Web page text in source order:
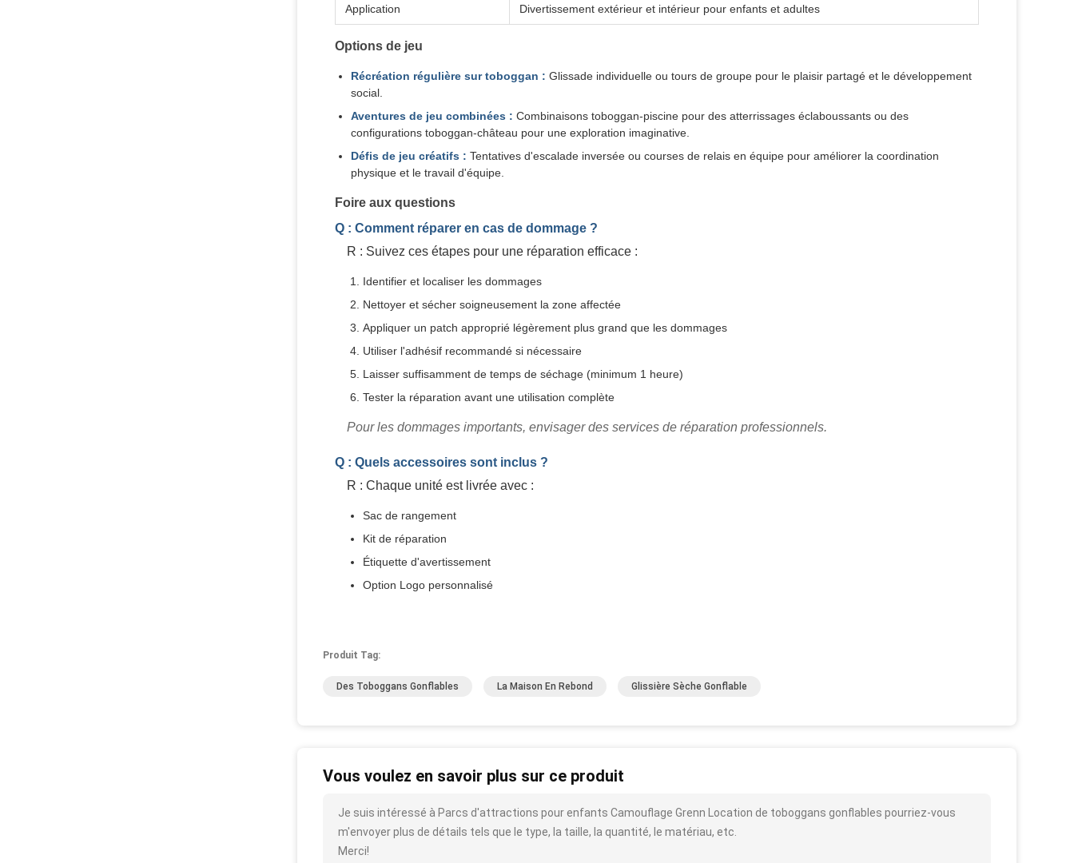
Application Divertissement extérieur et intérieur pour enfants et adultes
Options de jeu
Récréation régulière sur toboggan : Glissade individuelle ou tours de groupe pour le plaisir partagé et le développement
social.
Aventures de jeu combinées : Combinaisons toboggan-piscine pour des atterrissages éclaboussants ou des
configurations toboggan-château pour une exploration imaginative.
Défis de jeu créatifs : Tentatives d'escalade inversée ou courses de relais en équipe pour améliorer la coordination
physique et le travail d'équipe.
Foire aux questions
Q : Comment réparer en cas de dommage ?
R : Suivez ces étapes pour une réparation efficace :
Identifier et localiser les dommages
Nettoyer et sécher soigneusement la zone affectée
Appliquer un patch approprié légèrement plus grand que les dommages
Utiliser l'adhésif recommandé si nécessaire
Laisser suffisamment de temps de séchage (minimum 1 heure)
Tester la réparation avant une utilisation complète
Pour les dommages importants, envisager des services de réparation professionnels.
Q : Quels accessoires sont inclus ?
R : Chaque unité est livrée avec :
Sac de rangement
Kit de réparation
Étiquette d'avertissement
Option Logo personnalisé
Produit Tag:
Des Toboggans Gonflables La Maison En Rebond Glissière Sèche Gonflable
Vous voulez en savoir plus sur ce produit
Je suis intéressé à Parcs d'attractions pour enfants Camouflage Grenn Location de toboggans gonflables pourriez-vous
m'envoyer plus de détails tels que le type, la taille, la quantité, le matériau, etc.
Merci!